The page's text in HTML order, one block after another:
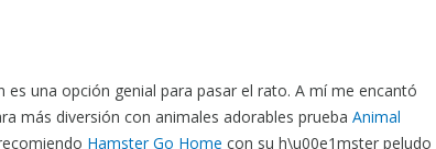
una opción genial para pasar el rato. A mí me encantó
más diversión con animales adorables prueba Animal
Hamster Go Home con su h\u00e1mster peludo